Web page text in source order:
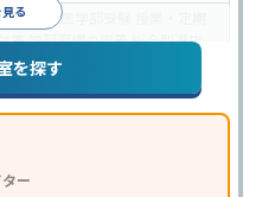
る
大学受験 医学部受験
策学習習慣の定着総合型選抜
対策学校別特化対策
講可
を探す
ー